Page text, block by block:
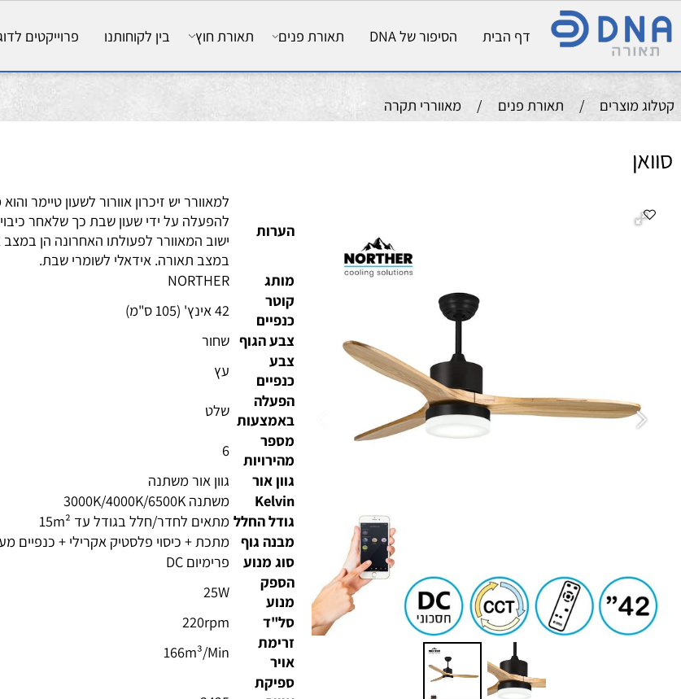
דף הבית הסיפור של DNA תאורת פנים תאורת חוץ בין לקוחותנו פרוייקטים
/ תאורת פנים / מאווררי תקרה
הערות
למאוורר יש זיכרון אוורור לשעון טיימר והוא
להפעלה על ידי שעון שבת כך שלאחר כיבויי
ישוב המאוורר לפעולתו האחרונה הן במצב
במצב תאורה. אידאלי לשומרי שבת.
מותג
NORTHER
כנפיים
צבע הגוף
שחור
כנפיים
הפעלה
באמצעות שלט
מספר
מהירויות
6
גוון אור
גוון אור משתנה
Kelvin
משתנה 3000K/4000K/6500K
גודל החלל מתאים לחדר/חלל בגודל עד 15m²
מבנה גוף
מתכת + כיסוי פלסטיק אקרילי + כנפיים מעץ
סוג מנוע
פרימיום DC
הספק
מנוע
סל"ד
220rpm
זרימת